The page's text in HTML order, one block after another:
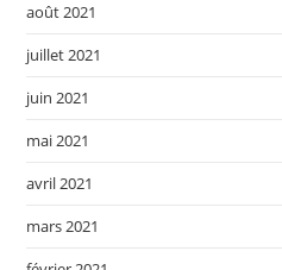
août 2021
juillet 2021
juin 2021
mai 2021
avril 2021
mars 2021